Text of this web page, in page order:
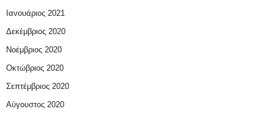
Ιανουάριος 2021
Δεκέμβριος 2020
Νοέμβριος 2020
Οκτώβριος 2020
Σεπτέμβριος 2020
Αύγουστος 2020